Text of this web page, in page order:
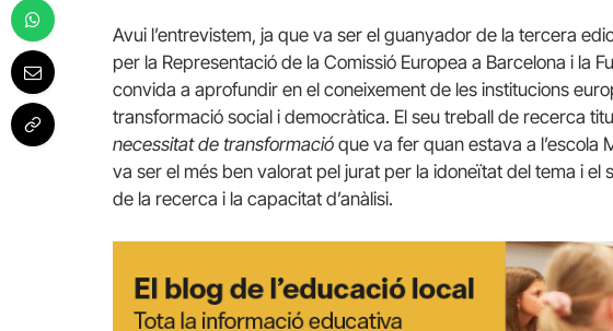
Avui l’entrevistem, ja que va ser el guanyador de la tercera
per la Representació de la Comissió Europea a Barcelona i la
convida a aprofundir en el coneixement de les institucions
transformació social i democràtica. El seu treball de recerca
necessitat de transformació que va fer quan estava a l’escola
va ser el més ben valorat pel jurat per la idoneïtat del tema i el
de la recerca i la capacitat d’anàlisi.